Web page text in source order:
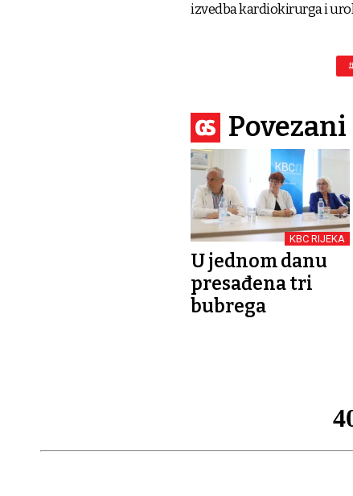
izvedba kardiokirurga i
KBC RIJEKA
U jednom danu
presađena tri
bubrega